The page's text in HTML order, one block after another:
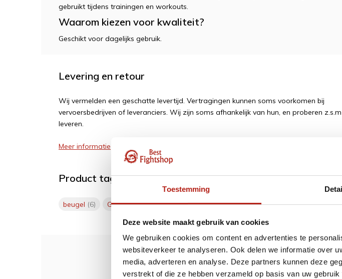
Toestemming
Deze website maakt gebruik van cookies
We gebruiken cookies om content en advertenties te
websiteverkeer te analyseren. Ook delen we informatie over
media, adverteren en analyse. Deze partners kunnen deze
verstrekt of die ze hebben verzameld op basis van uw
gebruikt tijdens trainingen en workouts.
Waarom kiezen voor kwaliteit?
Geschikt voor dagelijks gebruik.
Levering en retour
Wij vermelden een geschatte levertijd. Vertragingen kunnen soms voorkomen bij
vervoersbedrijven of leveranciers. Wij zijn soms afhankelijk van hun, en proberen
leveren.
Meer informatie
Product tags
beugel (6) Gebitsbeschermer(9) rood(20) Safejawz(8) Senior(7)
Dit wordt 'm!